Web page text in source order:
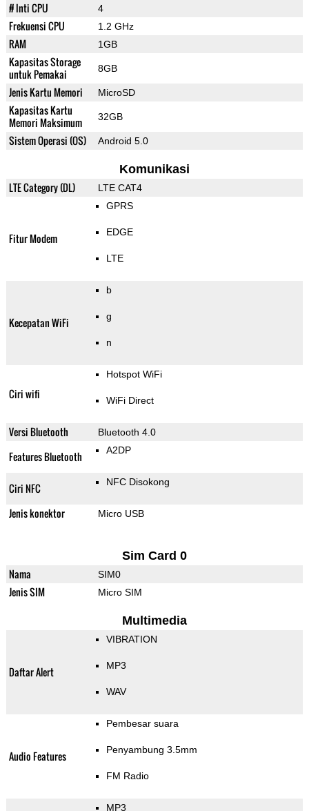
# Inti CPU 4
Frekuensi CPU 1.2 GHz
RAM 1GB
Kapasitas Storage
untuk Pemakai
8GB
Jenis Kartu Memori MicroSD
Kapasitas Kartu
Memori Maksimum
32GB
Sistem Operasi (OS) Android 5.0
Komunikasi
LTE Category (DL) LTE CAT4
Fitur Modem
GPRS
EDGE
LTE
Kecepatan WiFi
b
g
n
Ciri wifi
Hotspot WiFi
WiFi Direct
Versi Bluetooth Bluetooth 4.0
Features Bluetooth A2DP
Ciri NFC NFC Disokong
Jenis konektor Micro USB
Sim Card 0
Nama SIM0
Jenis SIM Micro SIM
Multimedia
Daftar Alert
VIBRATION
MP3
WAV
Audio Features
Pembesar suara
Penyambung 3.5mm
FM Radio
MP3